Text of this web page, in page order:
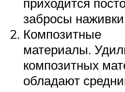
забросы
Композитные
материалы.
композитных
обладают